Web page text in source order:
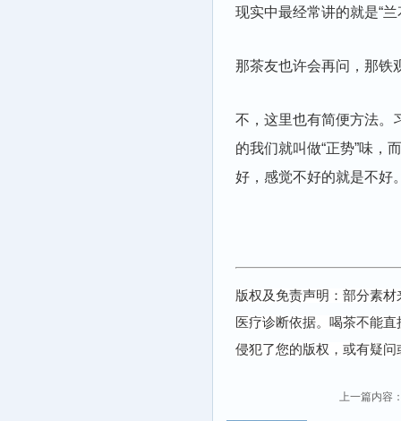
现实中最经常讲的就是“兰
那茶友也许会再问，那铁
不，这里也有简便方法。
的我们就叫做“正势”味，
好，感觉不好的就是不好
版权及免责声明：部分素
医疗诊断依据。喝茶不能
侵犯了您的版权，或有疑
上一篇内容